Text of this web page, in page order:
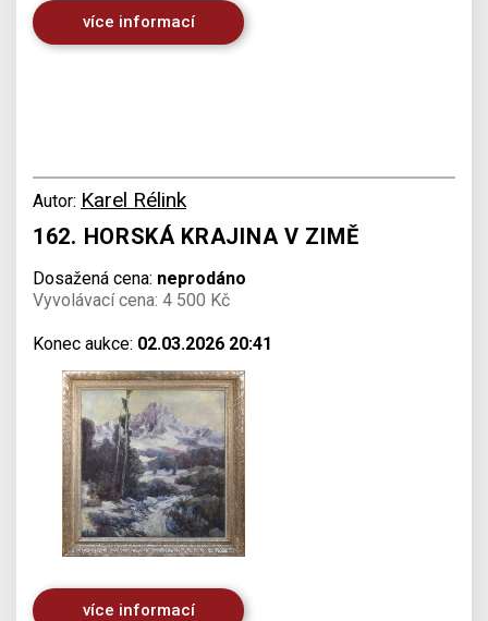
více informací
Autor: Karel Rélink
162. HORSKÁ KRAJINA V ZIMĚ
Dosažená cena: neprodáno
Vyvolávací cena: 4 500 Kč
Konec aukce: 02.03.2026 20:41
více informací